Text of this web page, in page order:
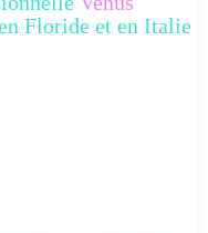
Floride et en Italie